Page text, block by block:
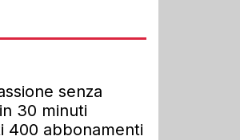
senza
30 minuti
400 abbonamenti